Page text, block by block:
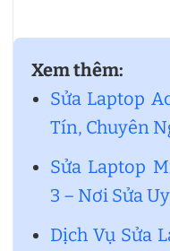
Xem thêm:
Sửa Laptop
Tín, Chuyên
Sửa Laptop
3 – Nơi Sửa
Dịch Vụ Sửa